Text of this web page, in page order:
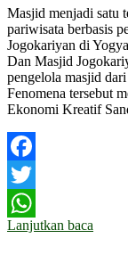
Masjid menjadi satu
pariwisata berbasis
Jogokariyan di
Dan Masjid
pengelola masjid
Fenomena tersebut
Ekonomi Kreatif
Facebook
Twitter
WhatsApp
Lanjutkan baca